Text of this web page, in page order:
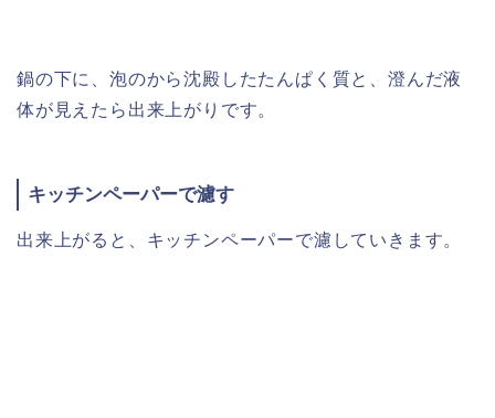
鍋の下に、泡のから沈殿したたんぱく質と、澄んだ液
体が見えたら出来上がりです。
キッチンペーパーで濾す
出来上がると、キッチンペーパーで濾していきます。